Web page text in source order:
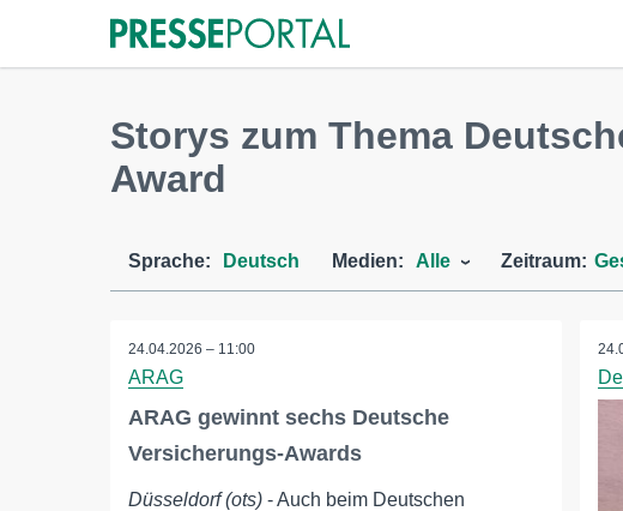
Storys zum Thema
Award
Sprache: Deutsch Medien: Alle Zeitraum:
24.04.2026 – 11:00
ARAG
ARAG gewinnt sechs Deutsche
Versicherungs-Awards
Düsseldorf (ots) - Auch beim Deutschen